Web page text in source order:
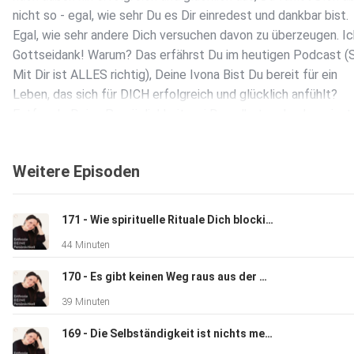
nicht so - egal, wie sehr Du es Dir einredest und dankbar bist.
Egal, wie sehr andere Dich versuchen davon zu überzeugen.
Gottseidank! Warum? Das erfährst Du im heutigen Podcast
Mit Dir ist ALLES richtig), Deine Ivona ️Bist Du bereit für ein
Leben, das sich für DICH erfolgreich und glücklich anfühlt?
Entfesslungsgespräch mit mir und lebe als starke,
sagen oder denken! Hier geht es zur Bewerbung:
https://ivona-lifecoach.de/dein-privates-beratungsgespraech
info@ivona-lifecoach.de ️ Homepage https://www.ivona-
Facebook https://www.facebook.com/lifecoachfuerfrauen/
https://www.instagram.com/ivona_subaric/ Youtube
mich auf Dich Deine Ivona
Weitere Episoden
171 - Wie spirituelle Rituale Dich blockieren (ohne es zu merken)
44 Minuten
170 - Es gibt keinen Weg raus aus der Matrix (Was Dir keiner sagt)
39 Minuten
169 - Die Selbständigkeit ist nichts mehr für mich...